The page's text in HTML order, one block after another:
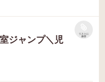
ジャンプ＼児
リストに
保存